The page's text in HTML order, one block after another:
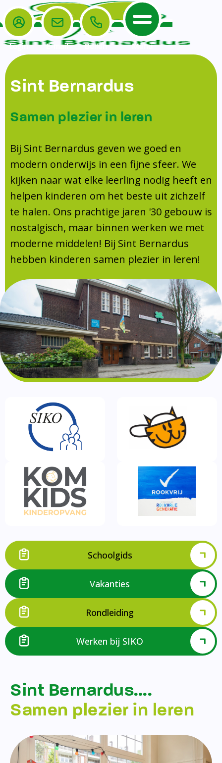
Home
De School
Veiligheidsplan
Onderwijs
Leerlingenraad
Leerlingenzorg
Doorstroomtoets
Jeugdprofessional op school
Centrum Jeugd en Gezin
Schoollogopedie
schoolondersteuningsprofiel
Schooltijden
Absentie
Vakanties
Aanmelden
Schoolgids
Gezonde school
Kinderopvang
BSO
Routebeschrijving
Privacy
Het Team
Ouders
Ouders
TussenSchoolse Opvang (TSO)
Ouderraad (OR)
Medezeggenschapsraad (MR)
Formulieren
Klachtenregeling
Contact
Login E-mail Bellen Menu
Sint Bernardus
Samen plezier in leren
Bij Sint Bernardus geven we goed en
modern onderwijs in een fijne sfeer. We
kijken naar wat elke leerling nodig heeft en
helpen kinderen om het beste uit zichzelf
te halen. Ons prachtige jaren '30 gebouw is
nostalgisch, maar binnen werken we met
moderne middelen! Bij Sint Bernardus
hebben kinderen samen plezier in leren!
Schoolgids
Vakanties
Rondleiding
Werken bij SIKO
Sint Bernardus….
Samen plezier in leren